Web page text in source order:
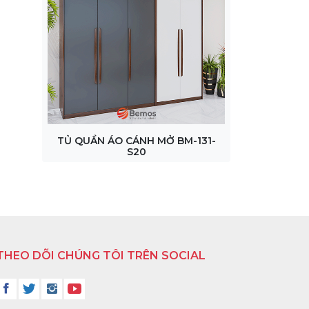
TỦ QUẦN ÁO CÁNH MỞ BM-131-
S20
DÕI CHÚNG TÔI TRÊN SOCIAL